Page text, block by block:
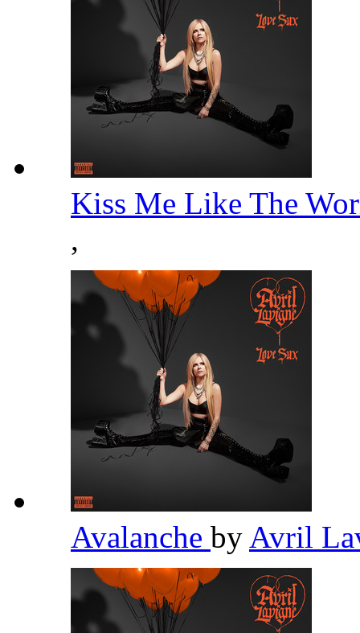
Kiss Me Like The
,
Avalanche by Avril